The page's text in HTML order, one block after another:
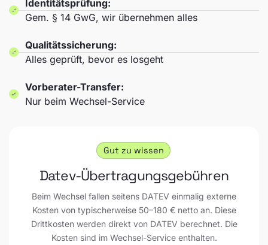
Identitätsprüfung:
Gem. § 14 GwG, wir übernehmen alles
Qualitätssicherung:
Alles geprüft, bevor es losgeht
Vorberater-Transfer:
Nur beim Wechsel-Service
Gut zu wissen
Datev-Übertragungsgebühren
Beim Wechsel fallen seitens DATEV einmalig externe
Kosten von typischerweise 50–180 € netto an. Diese
Drittkosten werden direkt von DATEV berechnet. Die
Kosten sind im Wechsel-Service enthalten.